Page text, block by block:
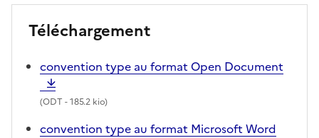
Téléchargement
convention type au format Open Document
(ODT - 185.2 kio)
convention type au format Microsoft Word